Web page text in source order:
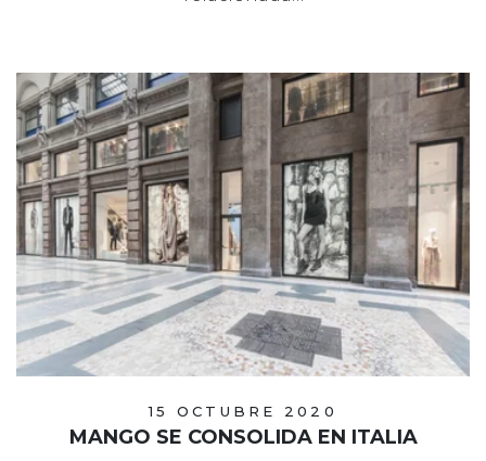
15 OCTUBRE 2020
MANGO SE CONSOLIDA EN ITALIA